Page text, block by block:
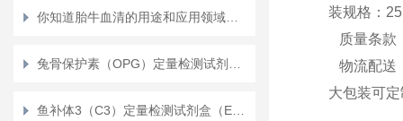
装规格：
质量条款
物流配送
大包装可